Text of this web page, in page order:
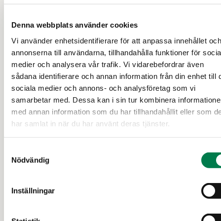
Denna webbplats använder cookies
Vi använder enhetsidentifierare för att anpassa innehållet och
annonserna till användarna, tillhandahålla funktioner för
medier och analysera vår trafik. Vi vidarebefordrar även
sådana identifierare och annan information från din enhet till
sociala medier och annons- och analysföretag som vi
samarbetar med. Dessa kan i sin tur kombinera
med annan information som du har tillhandahållit eller som
har samlat in när du har använt deras tjänster.
Nödvändig
Inställningar
SKOGSFASTIGHET (OUTBRUTET OMRÅDE)
239-405-5-72 RANTALA
määräala
Keitele